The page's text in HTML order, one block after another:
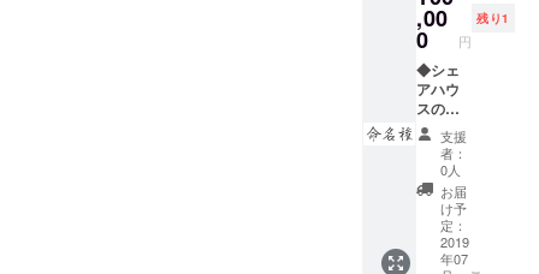
の名前
入りデ
ザインT
シャツ
を提供
しま
す。 ・
オープ
ニング
パー
ティー
参加券
を提供
しま
,00
0 円
残り1
◆シェ
アハウ
スの名
前をつ
ける権
利（限
定一
人） ・
新しく
立ち上
げる
支援
者：
0人
お届
け予
定：
2019
年07